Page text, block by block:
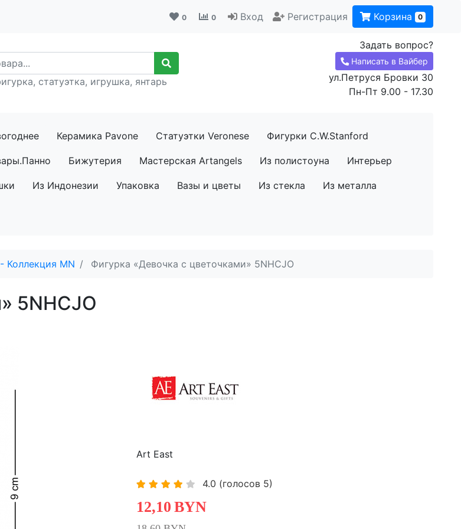
0 0 Вход Регистрация Корзина 0
статуэтка, игрушка, янтарь
Задать вопрос?
Написать в Вайбер
ул.Петруся Бровки 30
Пн-Пт 9.00 - 17.30
Керамика Pavone Статуэтки Veronese Фигурки C.W.Stanford
Бижутерия Мастерская Artangels Из полистоуна Интерьер
Из Индонезии Упаковка Вазы и цветы Из стекла Из металла
Коллекция MN Фигурка «Девочка с цветочками» 5NHCJO
5NHCJO
Art East
4.0 (голосов 5)
12,10 BYN